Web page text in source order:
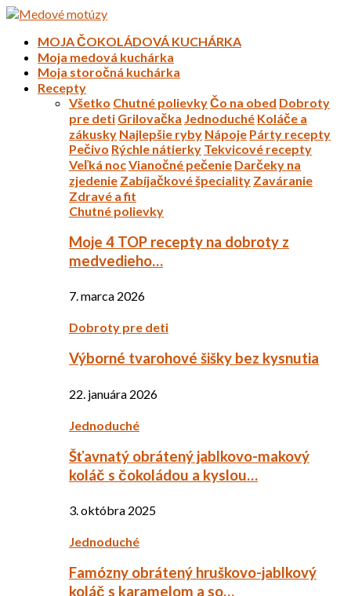
MOJA ČOKOLÁDOVÁ KUCHÁRKA
Moja medová kuchárka
Moja storočná kuchárka
Recepty
Všetko Chutné polievkyČo na obed Dobroty
pre deti Grilovačka Jednoduché Koláče a
zákusky Najlepšie ryby Nápoje Párty recepty
Pečivo Rýchle nátierky Tekvicové recepty
Veľká nocVianočné pečenie Darčeky na
zjedenie Zabíjačkové špeciality Zaváranie
Zdravé a fit
Chutné polievky
Moje 4 TOP recepty na dobroty z
medvedieho…
7. marca 2026
Dobroty pre deti
Výborné tvarohové šišky bez kysnutia
22. januára 2026
Jednoduché
Šťavnatý obrátený jablkovo-makový
koláč s čokoládou a kyslou…
3. októbra 2025
Jednoduché
Famózny obrátený hruškovo-jablkový
koláč s karamelom a so…